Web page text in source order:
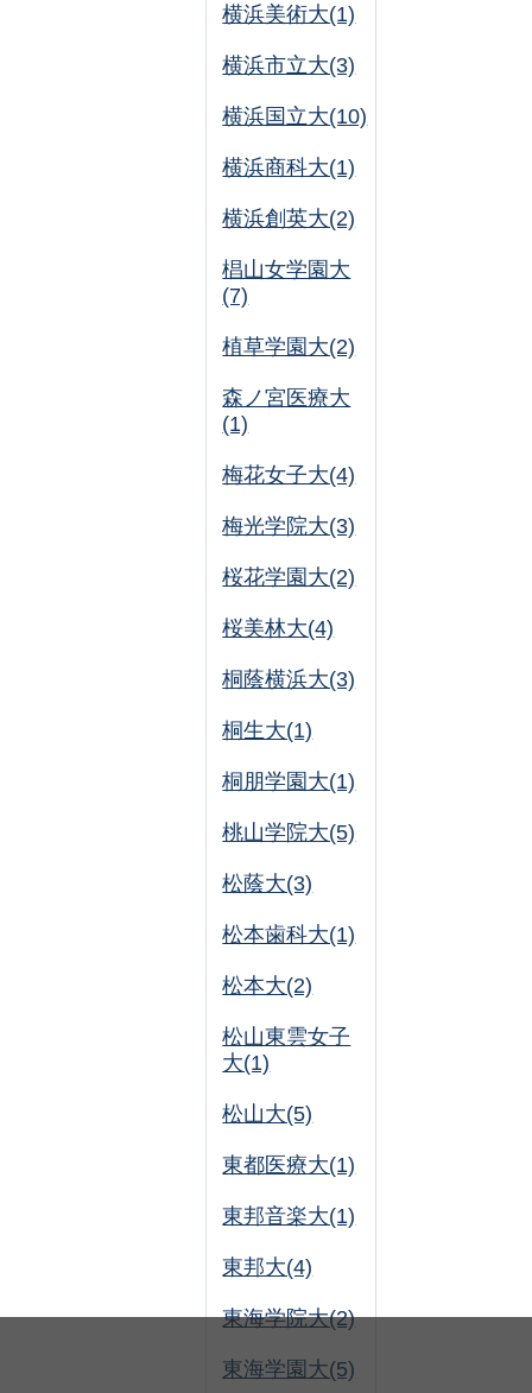
横浜美術大(1)
横浜市立大(3)
横浜国立大(10)
横浜商科大(1)
横浜創英大(2)
椙山女学園大
(7)
植草学園大(2)
森ノ宮医療大
(1)
梅花女子大(4)
梅光学院大(3)
桜花学園大(2)
桜美林大(4)
桐蔭横浜大(3)
桐生大(1)
桐朋学園大(1)
桃山学院大(5)
松蔭大(3)
松本歯科大(1)
松本大(2)
松山東雲女子
大(1)
松山大(5)
東都医療大(1)
東邦音楽大(1)
東邦大(4)
東海学院大(2)
東海学園大(5)